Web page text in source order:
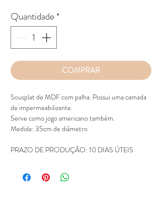
Quantidade *
COMPRAR
Sousplat de MDF com palha. Possui uma camada
de impermeabilizante.
Serve como jogo americano também.
Medida: 35cm de diâmetro
PRAZO DE PRODUÇÃO: 10 DIAS ÚTEIS